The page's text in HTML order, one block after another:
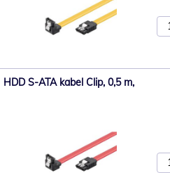
HDD S-ATA kabel Clip, 0,5 m,